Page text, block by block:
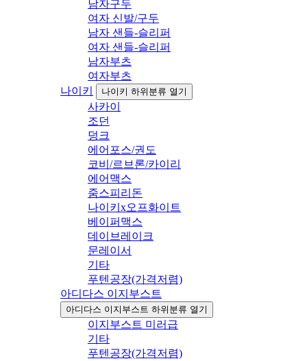
남자구두
여자 신발/구두
남자 샌들-슬리퍼
여자 샌들-슬리퍼
남자부츠
여자부츠
나이키
나이키 하위분류 열기
사카이
조던
덩크
에어포스/권도
코비/르브론/카이리
에어맥스
줌스피리돈
나이키x오프화이트
베이퍼맥스
데이브레이크
문레이서
기타
푸텐공장(가격저렴)
아디다스 이지부스트
아디다스 이지부스트 하위분류 열기
이지부스트 미러급
기타
푸텐공장(가격저렴)